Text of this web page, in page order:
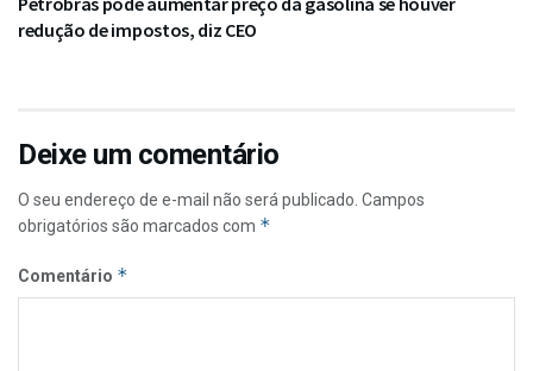
redução de impostos, diz CEO
Deixe um comentário
O seu endereço de e-mail não será publicado. Campos
obrigatórios são marcados com *
Comentário *